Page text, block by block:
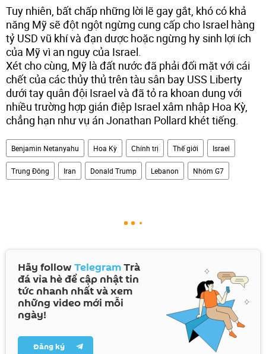
Tuy nhiên, bất chấp những lời lẽ gay gắt, khó có khả
năng Mỹ sẽ đột ngột ngừng cung cấp cho Israel hàng
tỷ USD vũ khí và đạn dược hoặc ngừng hy sinh lợi ích
của Mỹ vì an nguy của Israel.
Xét cho cùng, Mỹ là đất nước đã phải đối mặt với cái
chết của các thủy thủ trên tàu sân bay USS Liberty
dưới tay quân đội Israel và đã tỏ ra khoan dung với
nhiều trường hợp gián điệp Israel xâm nhập Hoa Kỳ,
chẳng hạn như vụ án Jonathan Pollard khét tiếng.
Benjamin Netanyahu Hoa Kỳ Chính trị Thế giới Israel
Trung Đông Iran Donald Trump Lebanon Nhóm G7
Hãy follow TelegramTrà
đá vỉa hè để cập nhật tin
tức nhanh nhất và xem
những video mới mỗi
ngày!
Đăng ký